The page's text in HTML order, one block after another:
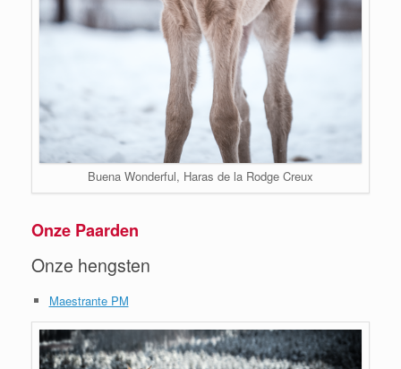
Buena Wonderful, Haras de la Rodge Creux
Onze Paarden
Onze hengsten
Maestrante PM